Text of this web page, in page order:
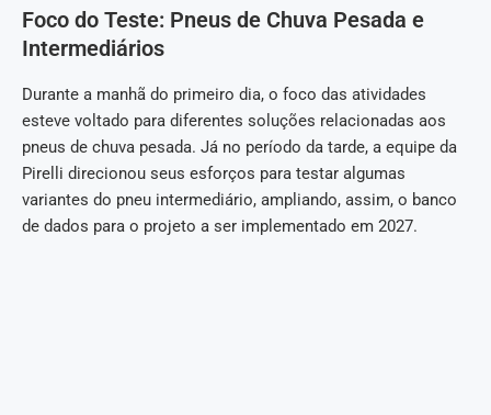
Foco do Teste: Pneus de Chuva Pesada e
Intermediários
Durante a manhã do primeiro dia, o foco das atividades
esteve voltado para diferentes soluções relacionadas aos
pneus de chuva pesada. Já no período da tarde, a equipe da
Pirelli direcionou seus esforços para testar algumas
variantes do pneu intermediário, ampliando, assim, o banco
de dados para o projeto a ser implementado em 2027.